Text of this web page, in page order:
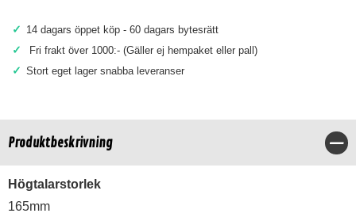
✓ 14 dagars öppet köp - 60 dagars bytesrätt
✓ Fri frakt över 1000:- (Gäller ej hempaket eller pall)
✓ Stort eget lager snabba leveranser
Produktbeskrivning
Högtalarstorlek
165mm